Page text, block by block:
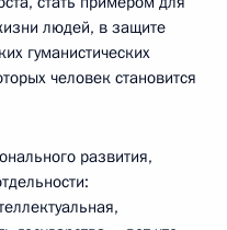
людей, в защите
гуманистических
человек становится
развития,